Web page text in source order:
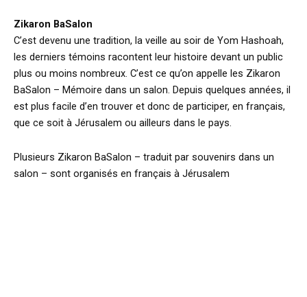
Zikaron BaSalon
C’est devenu une tradition, la veille au soir de Yom Hashoah,
les derniers témoins racontent leur histoire devant un public
plus ou moins nombreux. C’est ce qu’on appelle les Zikaron
BaSalon – Mémoire dans un salon. Depuis quelques années, il
est plus facile d’en trouver et donc de participer, en français,
que ce soit à Jérusalem ou ailleurs dans le pays.
Plusieurs Zikaron BaSalon – traduit par souvenirs dans un
salon – sont organisés en français à Jérusalem